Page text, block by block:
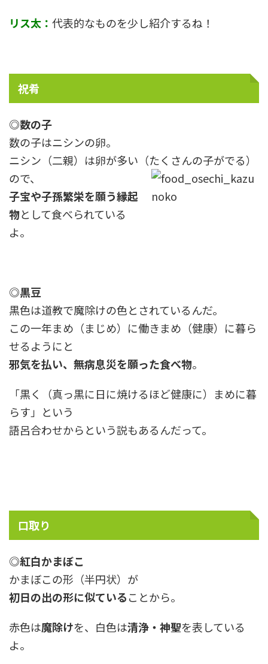
リス太： 代表的なものを少し紹介するね！
祝肴
◎数の子
数の子はニシンの卵。
ニシン（二親）は卵が多い（たくさんの子がでる）
ので、
子宝や子孫繁栄を願う縁起
物として食べられている
よ。
◎黒豆
黒色は道教で魔除けの色とされているんだ。
この一年まめ（まじめ）に働きまめ（健康）に暮ら
せるようにと
邪気を払い、無病息災を願った食べ物。
「黒く（真っ黒に日に焼けるほど健康に）まめに暮
らす」という
語呂合わせからという説もあるんだって。
口取り
◎紅白かまぼこ
かまぼこの形（半円状）が
初日の出の形に似ていることから。
赤色は魔除けを、白色は清浄・神聖を表している
よ。